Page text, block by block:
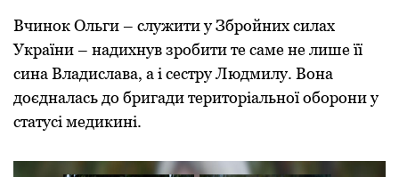
Вчинок Ольги – служити у Збройних силах
України – надихнув зробити те саме не лише її
сина Владислава, а і сестру Людмилу. Вона
доєдналась до бригади територіальної оборони у
статусі медикині.